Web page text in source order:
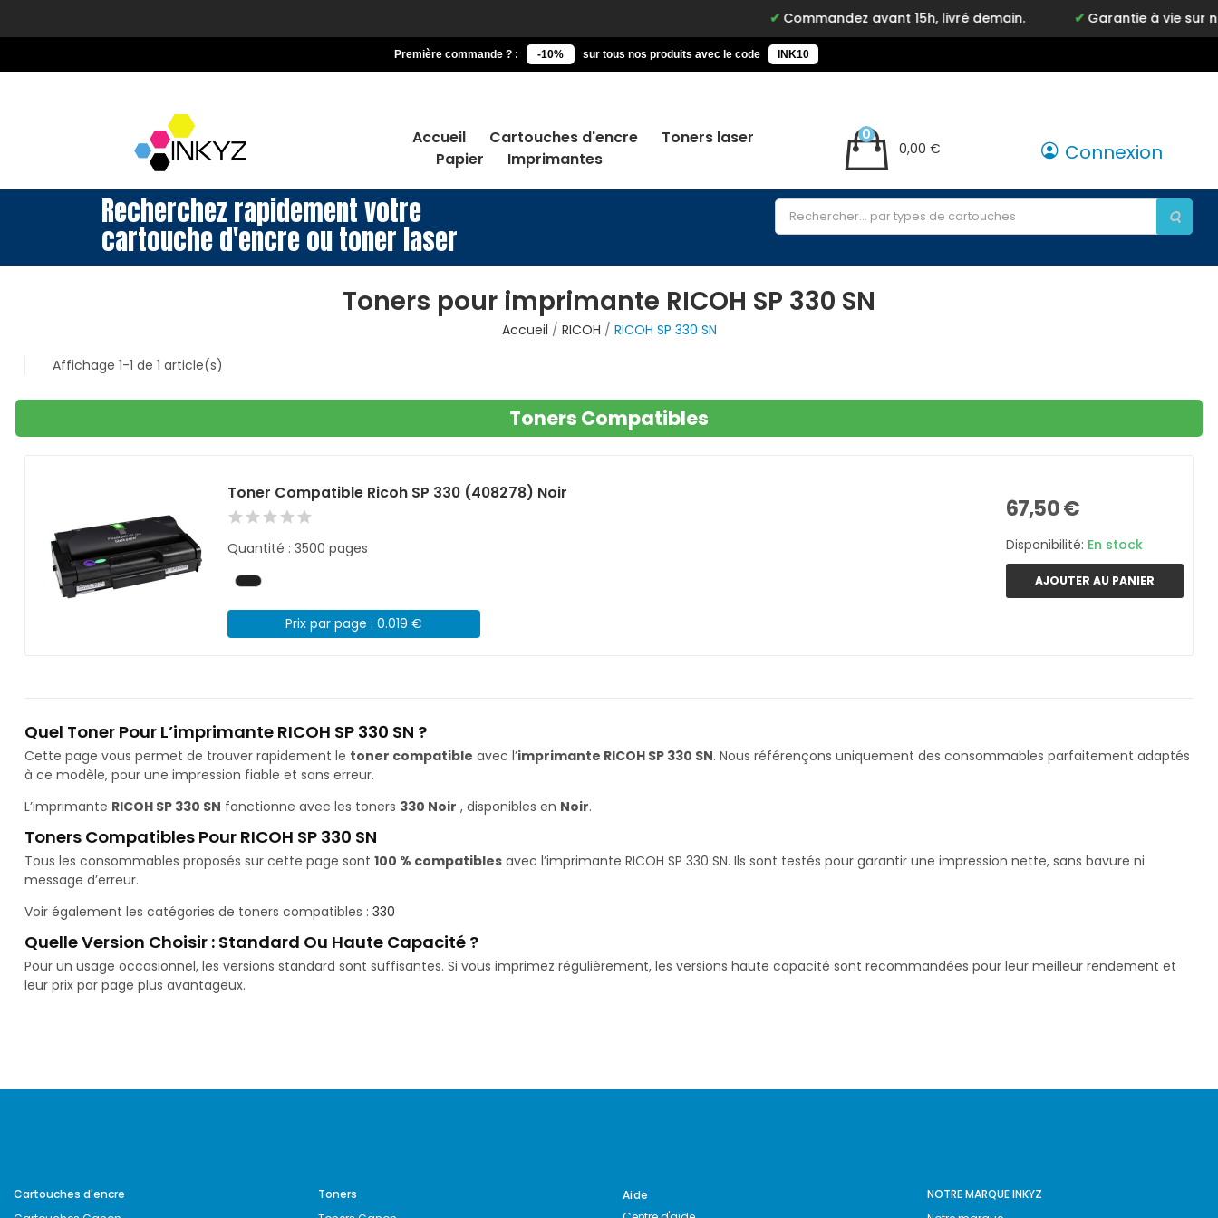
Commandez avant 15h, livré demain. Garantie à vie sur
Première commande ? : -10% sur tous nos produits avec le code INK10
Accueil Cartouches d'encre
Toners laser
Papier
Imprimantes
0,00 €
0
Connexion
Recherchez rapidement votre
cartouche d'encre ou toner laser
Toners pour imprimante RICOH SP 330 SN
Accueil RICOH
RICOH SP 330 SN
Affichage 1-1 de 1 article(s)
Toners Compatibles
Toner Compatible Ricoh SP 330 (408278) Noir
Quantité : 3500 pages
Prix par page : 0.019 €
67,50 €
Disponibilité: En stock
AJOUTER AU PANIER
Quel Toner Pour L’imprimante RICOH SP 330 SN ?
Cette page vous permet de trouver rapidement le toner compatible avec l’imprimante RICOH SP 330 SN. Nous référençons uniquement des consommables parfaitement adaptés
à ce modèle, pour une impression fiable et sans erreur.
L’imprimante RICOH SP 330 SN fonctionne avec les toners 330 Noir , disponibles en Noir.
Toners Compatibles Pour RICOH SP 330 SN
Tous les consommables proposés sur cette page sont 100 % compatibles avec l’imprimante RICOH SP 330 SN. Ils sont testés pour garantir une impression nette, sans bavure ni
message d’erreur.
Voir également les catégories de toners compatibles : 330
Quelle Version Choisir : Standard Ou Haute Capacité ?
Pour un usage occasionnel, les versions standard sont suffisantes. Si vous imprimez régulièrement, les versions haute capacité sont recommandées pour leur meilleur rendement et
leur prix par page plus avantageux.
Cartouches d'encre
Toners
Aide
NOTRE MARQUE INKYZ